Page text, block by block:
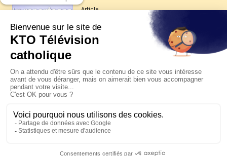
Article
Les reportages d'été 2026 de KTO
La visite pastorale du pape Léon
XIV à Assise à suivre sur KTO le
jeudi 6 août
Le pape en Uruguay, Argentine et
Pérou du 6 au 17 novembre 2026